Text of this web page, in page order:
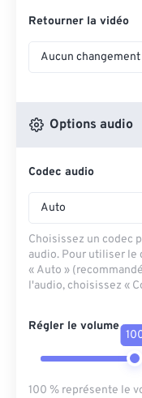
Retourner la vidéo
Aucun changement
Options audio
Codec audio
Auto
Choisissez un codec
audio. Pour utiliser le
« Auto »
l'audio, choisissez «
Régler le volume
100 % représente le